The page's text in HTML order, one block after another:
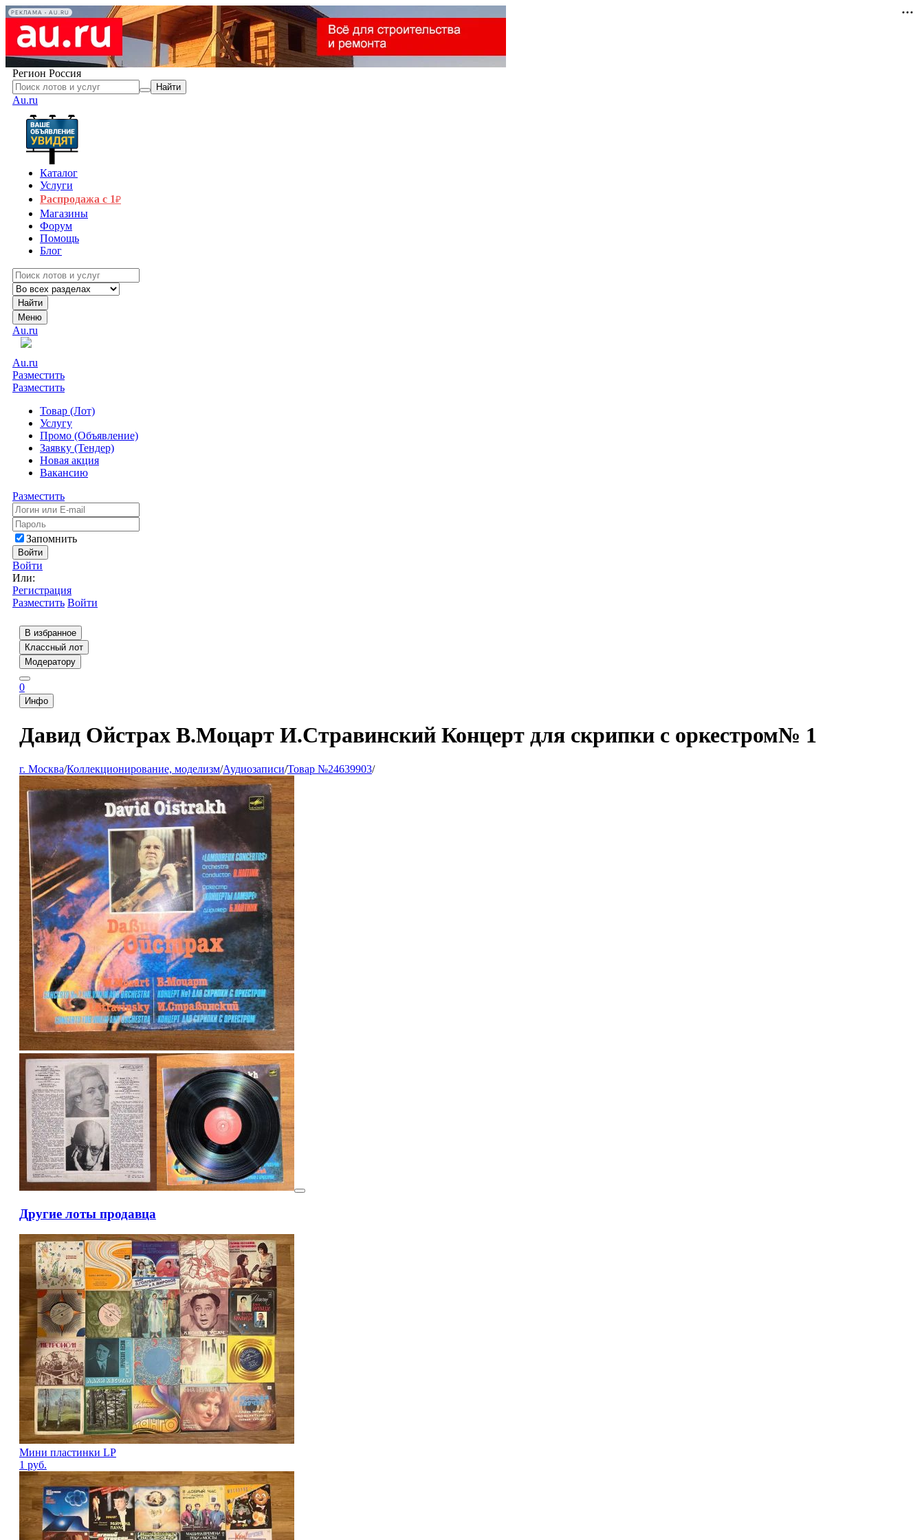
РЕКЛАМА • AU.RU
Регион Россия
Найти
Au.ru
Каталог
Услуги
Распродажа с 1₽
Магазины
Форум
Помощь
Блог
Найти
Меню
Au.ru
Au.ru
Разместить
Разместить
Товар (Лот)
Услугу
Промо (Объявление)
Заявку (Тендер)
Новая акция
Вакансию
Разместить
Запомнить
Войти
Войти
Или:
Регистрация
Разместить Войти
В избранное
Классный лот
Модератору
0
Инфо
Давид Ойстрах В.Моцарт И.Стравинский Концерт для скрипки с оркестром№ 1
г. Москва/Коллекционирование, моделизм/Аудиозаписи/Товар №24639903/
Другие лоты продавца
Мини пластинки LP
1 руб.